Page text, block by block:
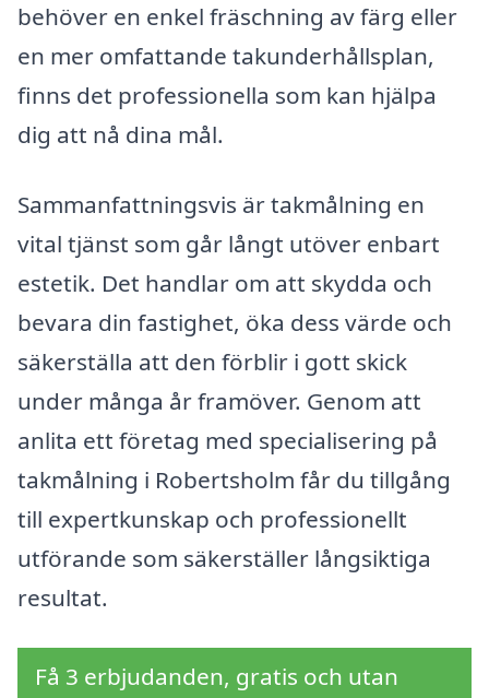
behöver en enkel fräschning av färg eller
en mer omfattande takunderhållsplan,
finns det professionella som kan hjälpa
dig att nå dina mål.
Sammanfattningsvis är takmålning en
vital tjänst som går långt utöver enbart
estetik. Det handlar om att skydda och
bevara din fastighet, öka dess värde och
säkerställa att den förblir i gott skick
under många år framöver. Genom att
anlita ett företag med specialisering på
takmålning i Robertsholm får du tillgång
till expertkunskap och professionellt
utförande som säkerställer långsiktiga
resultat.
Få 3 erbjudanden, gratis och utan